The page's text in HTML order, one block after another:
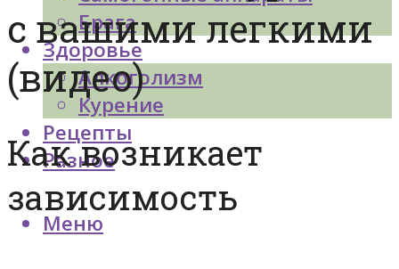
Брага
Здоровье
Алкоголизм
Курение
Рецепты
Разное
Меню
с вашими легкими
(видео)
Как возникает
зависимость